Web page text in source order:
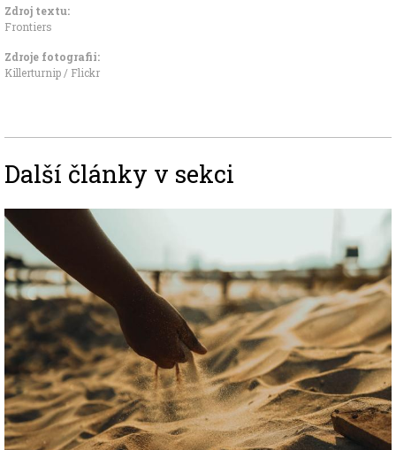
Zdroj textu:
Frontiers
Zdroje fotografii:
Killerturnip / Flickr
Další články v sekci
Image